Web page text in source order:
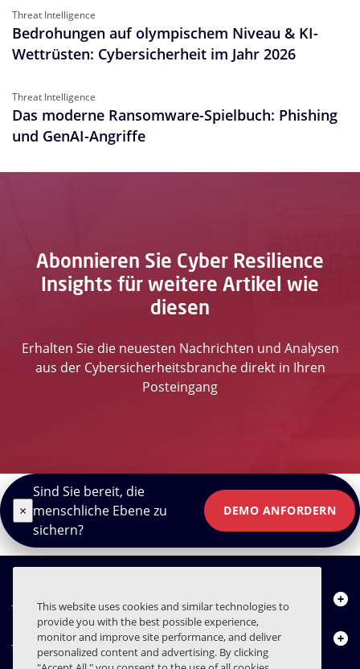
Threat Intelligence
Bedrohungen auf olympischem Niveau & KI-
Wettrüsten: Cybersicherheit im Jahr 2026
Threat Intelligence
Das moderne Ransomware-Spielbuch: Phishing
und GenAI-Angriffe
Abonnieren Sie Cyber Resilience
Insights für weitere Artikel wie
diesen
Erhalten Sie die neuesten Nachrichten und Analysen
aus der Cybersicherheitsbranche direkt in Ihren
Posteingang
×
Sind Sie bereit, die
menschliche Ebene zu
sichern?
DEMO ANFORDERN
Über uns
Produkte
This website uses cookies and similar technologies to
provide you with the best possible experience,
monitor and improve site performance, and deliver
personalized content and advertising. By clicking